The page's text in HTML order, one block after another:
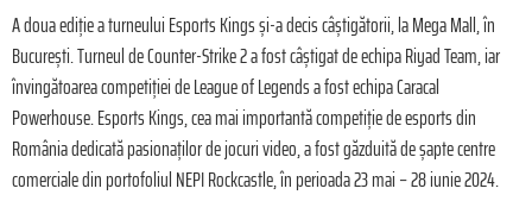
A doua ediție a turneului Esports Kings și-a decis câștigătorii, la Mega Mall, în
București. Turneul de Counter-Strike 2 a fost câștigat de echipa Riyad Team, iar
învingătoarea competiției de League of Legends a fost echipa Caracal
Powerhouse. Esports Kings, cea mai importantă competiție de esports din
România dedicată pasionaților de jocuri video, a fost găzduită de șapte centre
comerciale din portofoliul NEPI Rockcastle, în perioada 23 mai – 28 iunie 2024.